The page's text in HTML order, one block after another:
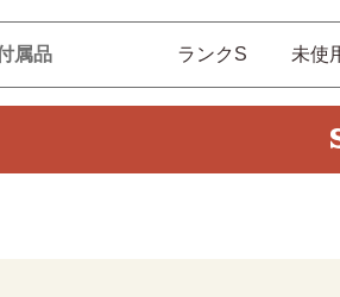
属品 ランクS 未使